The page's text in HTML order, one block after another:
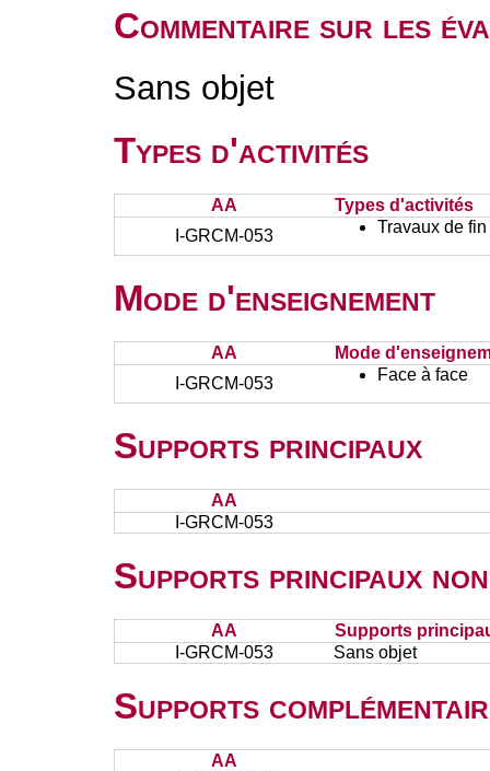
Commentaire sur les
Sans objet
Types d'activités
AA
Types d'activités
I-GRCM-053
Travaux de
Mode d'enseignement
AA
Mode
I-GRCM-053
Face à face
Supports principaux
AA
I-GRCM-053
Supports principaux
AA
Supports
I-GRCM-053
Sans objet
Supports
AA